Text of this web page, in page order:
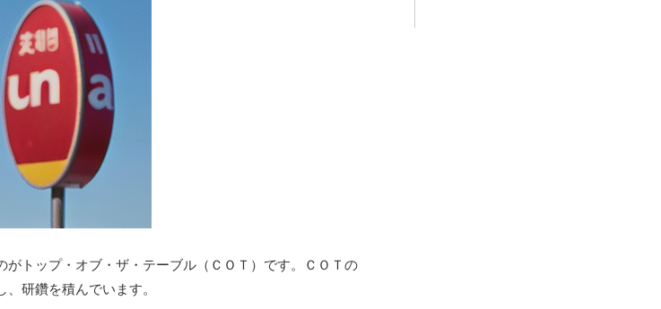
トップ・オブ・ザ・テーブル（ＣＯＴ）です。ＣＯＴの
研鑽を積んでいます。